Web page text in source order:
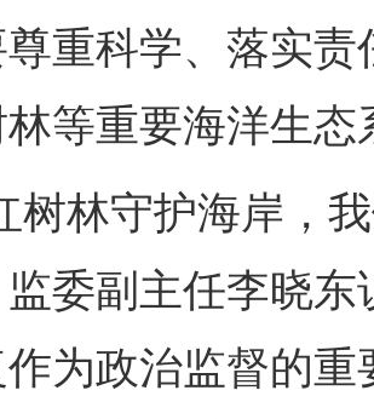
重科学、落实责
等重要海洋生态
林守护海岸，我
委副主任李晓东
为政治监督的